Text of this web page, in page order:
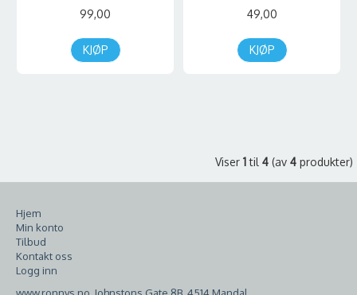
99,00
KJØP
49,00
KJØP
Viser 1til 4 (av 4 produkter)
Hjem
Min konto
Tilbud
Kontakt oss
Logg inn